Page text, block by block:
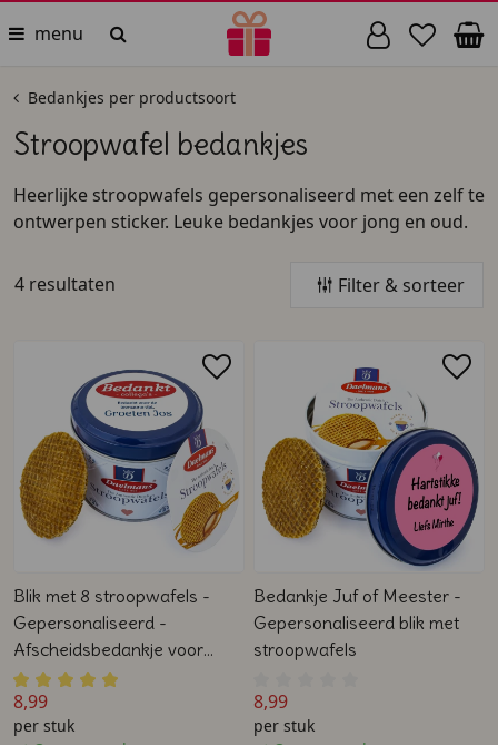
menu
Bedankjes per productsoort
Stroopwafel bedankjes
Heerlijke stroopwafels gepersonaliseerd met een zelf te
ontwerpen sticker. Leuke bedankjes voor jong en oud.
4 resultaten Filter & sorteer
Blik met 8 stroopwafels -
Gepersonaliseerd -
Afscheidsbedankje voor
collega's
8,99
per stuk
Bedankje Juf of Meester -
Gepersonaliseerd blik met
stroopwafels
8,99
per stuk